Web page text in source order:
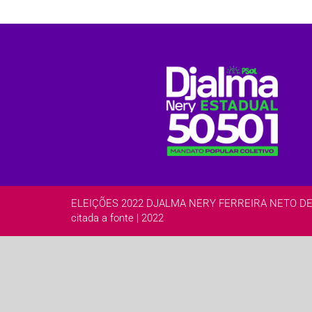
ELEIÇÕES 2022 DJALMA NERY FERREIRA NETO
citada a fonte | 2022